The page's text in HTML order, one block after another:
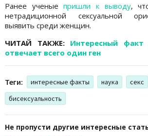
Ранее ученыепришли к выводу,
нетрадиционной сексуальной
выявить среди женщин.
ЧИТАЙ ТАКЖЕ: Интересный
отвечает всего один ген
Теги: интересные факты наука секс
бисексуальность
Не пропусти другие интересные